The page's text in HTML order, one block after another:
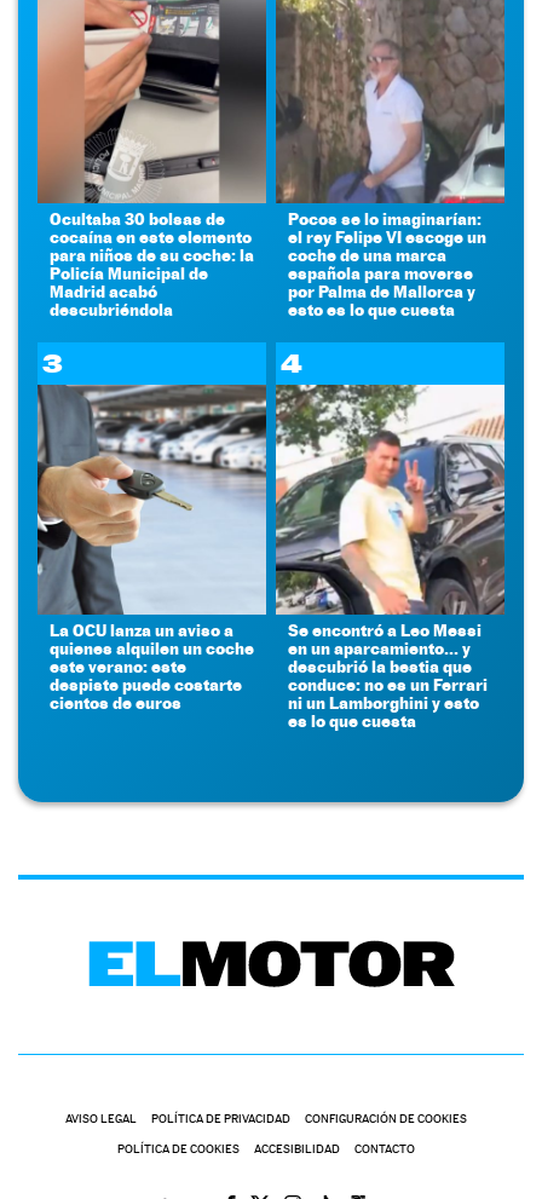
Ocultaba 30 bolsas de
cocaína en este elemento
para niños de su coche: la
Policía Municipal de
Madrid acabó
descubriéndola
Pocos se lo imaginarían:
el rey Felipe VI escoge un
coche de una marca
española para moverse
por Palma de Mallorca y
esto es lo que cuesta
3
La OCU lanza un aviso a
quienes alquilen un coche
este verano: este
despiste puede costarte
cientos de euros
4
Se encontró a Leo Messi
en un aparcamiento... y
descubrió la bestia que
conduce: no es un Ferrari
ni un Lamborghini y esto
es lo que cuesta
AVISO LEGAL POLÍTICA DE PRIVACIDAD CONFIGURACIÓN DE COOKIES
POLÍTICA DE COOKIES ACCESIBILIDAD CONTACTO